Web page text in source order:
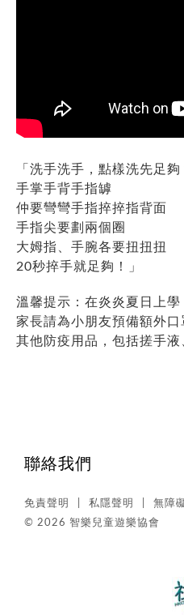
「洗手洗手，點樣洗先足夠
手掌手背手指罅
仲要彎彎手指捽捽指背面
手指尖要劃兩個圈
大姆指、手腕各要扭扭扭
20秒捽手就足夠！」
溫馨提示：在炎炎夏日上學
家長請為小朋友預備額外
其他防疫用品，包括搓手液
聯絡我們
免責聲明 私隱聲明 無障
© 2026 智樂兒童遊樂協會